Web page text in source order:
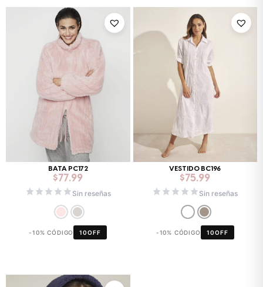
BATA PC172
$77.99
Sin reseñas
-10% CÓDIGO 10OFF
VESTIDO BC196
$75.99
Sin reseñas
-10% CÓDIGO 10OFF